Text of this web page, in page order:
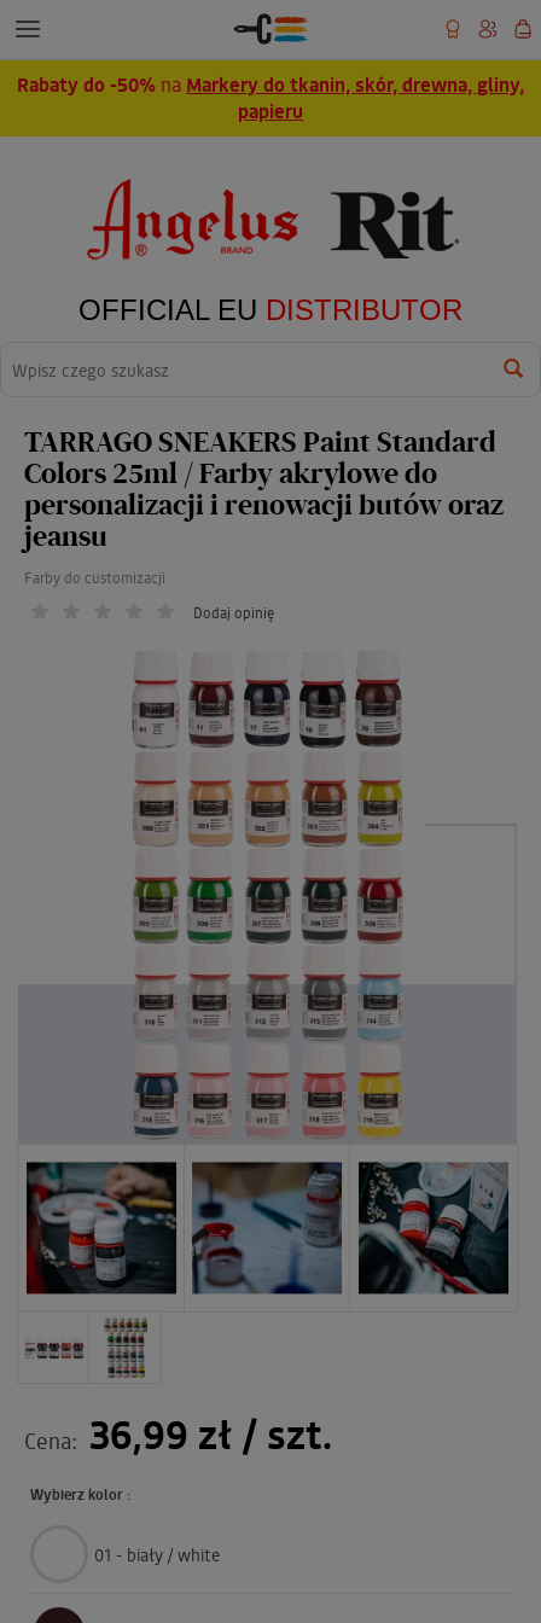
Rabaty do -50% na Markery do tkanin, skór, drewna, gliny,
papieru
OFFICIAL EU DISTRIBUTOR
TARRAGO SNEAKERS Paint Standard
Colors 25ml / Farby akrylowe do
personalizacji i renowacji butów oraz
jeansu
Farby do customizacji
Dodaj opinię
Cena: 36,99 zł / szt.
Wybierz kolor :
01 - biały / white